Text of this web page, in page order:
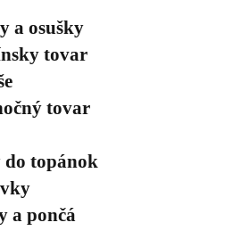
a osušky
tovar
tovar
topánok
a pončá